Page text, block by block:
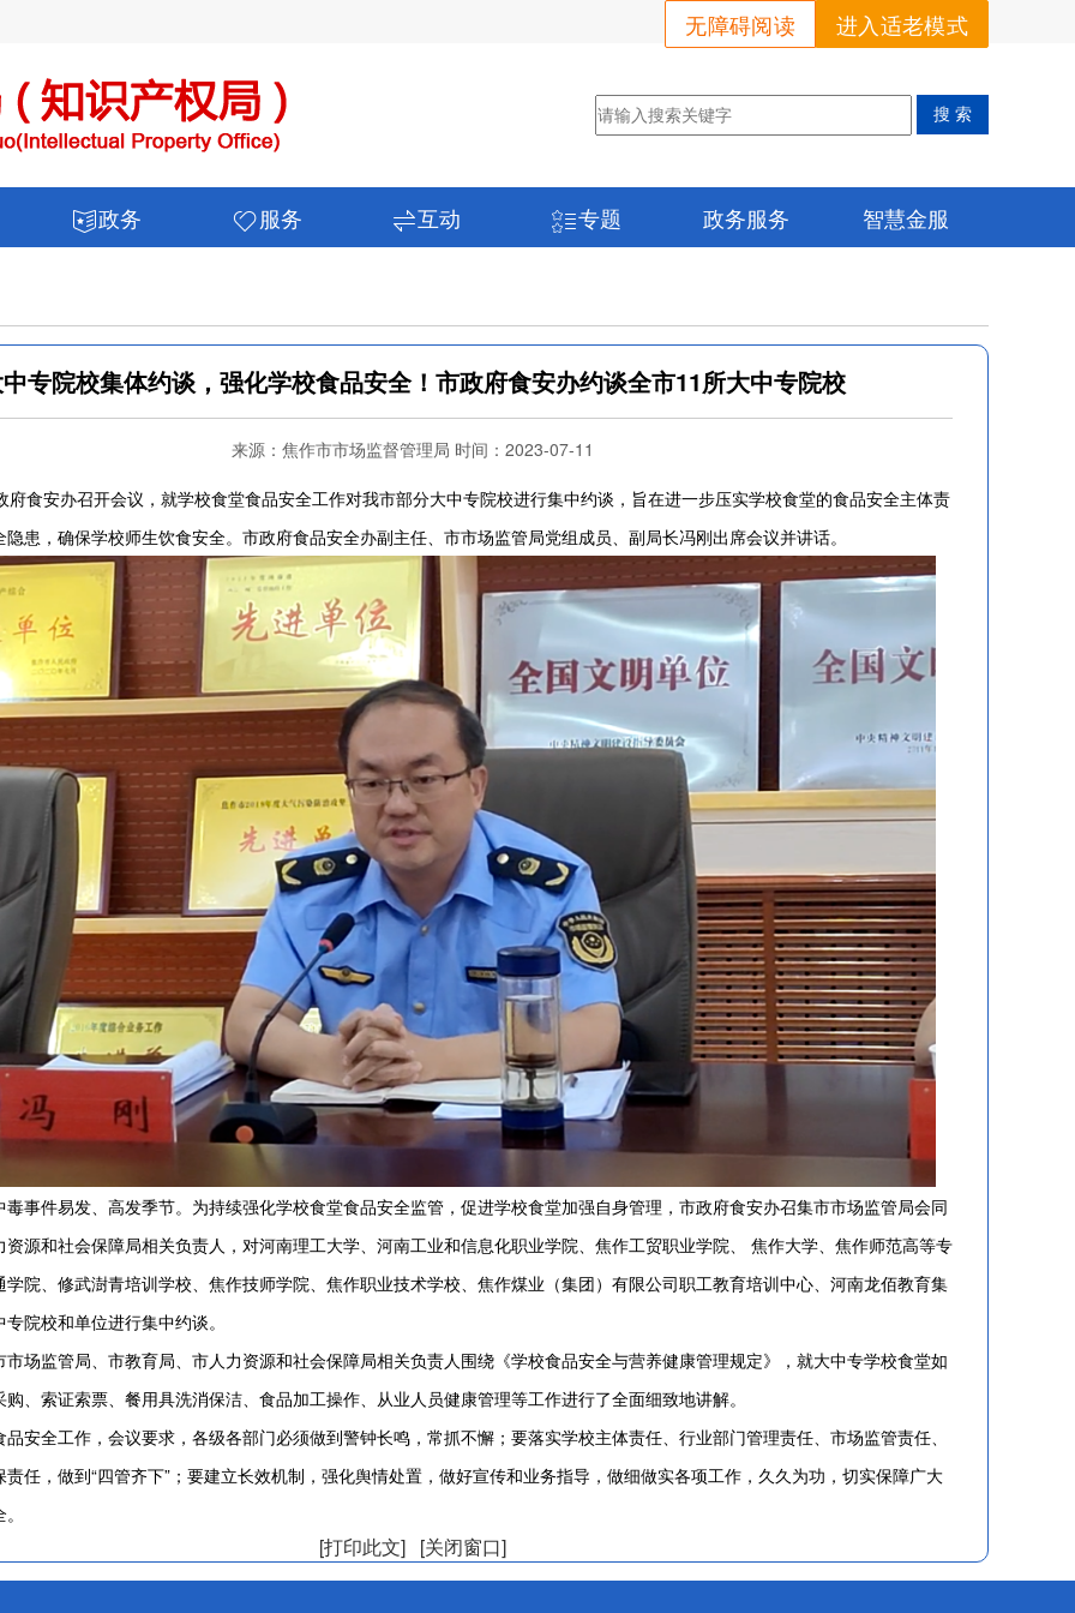
进入适老模式
无障碍阅读
政务 服务 互动 专题 政务服务 智慧金服
专院校集体约谈，强化学校食品安全！市政府食安办约谈全市11所大中专院校
来源：焦作市市场监督管理局 时间：2023-07-11
安办召开会议，就学校食堂食品安全工作对我市部分大中专院校进行集中约谈，旨在进一步压实学校食堂的食品安全主体责
患，确保学校师生饮食安全。市政府食品安全办副主任、市市场监管局党组成员、副局长冯刚出席会议并讲话。
件易发、高发季节。为持续强化学校食堂食品安全监管，促进学校食堂加强自身管理，市政府食安办召集市市场监管局会同
源和社会保障局相关负责人，对河南理工大学、河南工业和信息化职业学院、焦作工贸职业学院、 焦作大学、焦作师范高等专
院、修武澍青培训学校、焦作技师学院、焦作职业技术学校、焦作煤业（集团）有限公司职工教育培训中心、河南龙佰教育集
院校和单位进行集中约谈。
监管局、市教育局、市人力资源和社会保障局相关负责人围绕《学校食品安全与营养健康管理规定》，就大中专学校食堂如
、索证索票、餐用具洗消保洁、食品加工操作、从业人员健康管理等工作进行了全面细致地讲解。
全工作，会议要求，各级各部门必须做到警钟长鸣，常抓不懈；要落实学校主体责任、行业部门管理责任、市场监管责任、
任，做到“四管齐下”；要建立长效机制，强化舆情处置，做好宣传和业务指导，做细做实各项工作，久久为功，切实保障广大
[打印此文] [关闭窗口]